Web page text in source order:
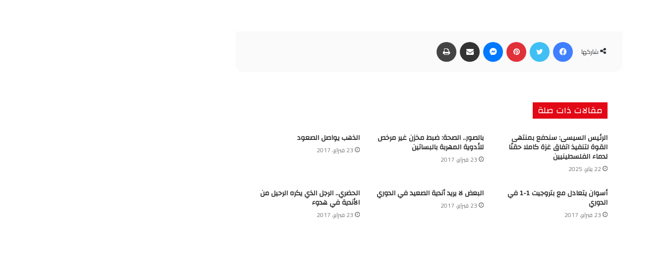
شاركها
فيسبوك تويتر بينتيريست ماسنجر مشاركة عبر البريد
مقالات ذات صلة
الرئيس السيسى: سندفع بمنتهى
القوة لتنفيذ اتفاق غزة كاملا حقنًا
لدماء الفلسطينيين
22 يناير، 2025
بالصور.. الصحة: ضبط مخزن غير مرخص
للأدوية المهربة بالبساتين
23 فبراير، 2017
الذهب يواصل الصعود
23 فبراير، 2017
أسوان يتعادل مع بتروجيت 1-1 في
الدوري
23 فبراير، 2017
البعض لا يريد أندية الصعيد في الدوري
23 فبراير، 2017
الحضري.. الرجل الذي يكره الرحيل من
الأندية في هدوء
23 فبراير، 2017